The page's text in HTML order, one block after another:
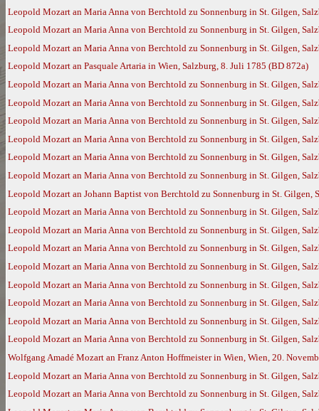
Leopold Mozart an Maria Anna von Berchtold zu Sonnenburg in St. Gilgen,
Leopold Mozart an Maria Anna von Berchtold zu Sonnenburg in St. Gilgen,
Leopold Mozart an Maria Anna von Berchtold zu Sonnenburg in St. Gilgen,
Leopold Mozart an Pasquale Artaria in Wien, Salzburg, 8. Juli 1785 (BD 872a)
Leopold Mozart an Maria Anna von Berchtold zu Sonnenburg in St. Gilgen,
Leopold Mozart an Maria Anna von Berchtold zu Sonnenburg in St. Gilgen,
Leopold Mozart an Maria Anna von Berchtold zu Sonnenburg in St. Gilgen,
Leopold Mozart an Maria Anna von Berchtold zu Sonnenburg in St. Gilgen,
Leopold Mozart an Maria Anna von Berchtold zu Sonnenburg in St. Gilgen,
Leopold Mozart an Maria Anna von Berchtold zu Sonnenburg in St. Gilgen,
Leopold Mozart an Johann Baptist von Berchtold zu Sonnenburg in St. Gilgen,
Leopold Mozart an Maria Anna von Berchtold zu Sonnenburg in St. Gilgen,
Leopold Mozart an Maria Anna von Berchtold zu Sonnenburg in St. Gilgen,
Leopold Mozart an Maria Anna von Berchtold zu Sonnenburg in St. Gilgen,
Leopold Mozart an Maria Anna von Berchtold zu Sonnenburg in St. Gilgen,
Leopold Mozart an Maria Anna von Berchtold zu Sonnenburg in St. Gilgen,
Leopold Mozart an Maria Anna von Berchtold zu Sonnenburg in St. Gilgen,
Leopold Mozart an Maria Anna von Berchtold zu Sonnenburg in St. Gilgen,
Leopold Mozart an Maria Anna von Berchtold zu Sonnenburg in St. Gilgen,
Wolfgang Amadé Mozart an Franz Anton Hoffmeister in Wien, Wien, 20.
Leopold Mozart an Maria Anna von Berchtold zu Sonnenburg in St. Gilgen,
Leopold Mozart an Maria Anna von Berchtold zu Sonnenburg in St. Gilgen,